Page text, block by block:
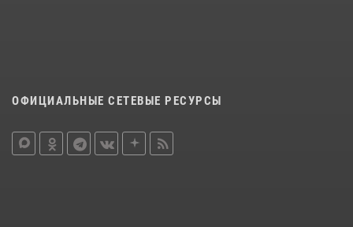
ОФИЦИАЛЬНЫЕ СЕТЕВЫЕ РЕСУРСЫ